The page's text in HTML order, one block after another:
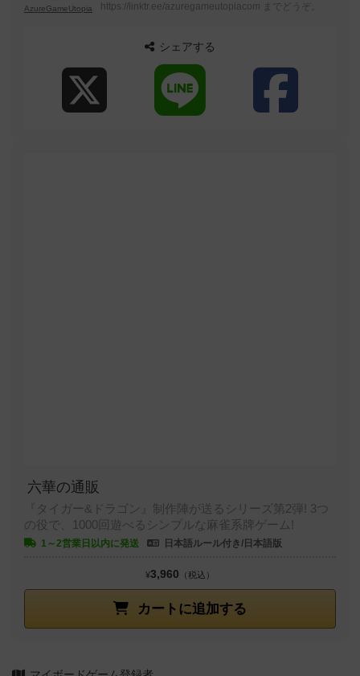
AzureGameUtopia
https://linktr.ee/azuregameutopiacom までどうぞ。
シェアする
六華の通販
『タイガー&ドラゴン』制作陣が送るシリーズ第2弾! 3つ
の役で、1000回遊べるシンプルな麻雀系牌ゲーム!
1～2営業日以内に発送 日本語ルール付き/日本語版
カートに追加する
¥3,960 （税込）